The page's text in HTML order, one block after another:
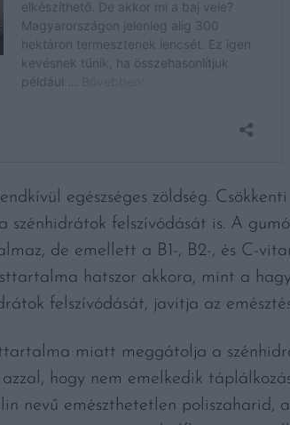
egészséges zöldség.
szénhidrátok felszívódását is. A
de emellett a B1-, B2-, és C-
hatszor akkora, mint a
felszívódását, javítja az
miatt meggátolja a
hogy nem emelkedik
nevű emészthetetlen